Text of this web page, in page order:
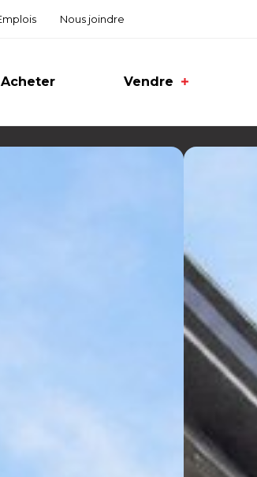
Nous joindre
Acheter Vendre